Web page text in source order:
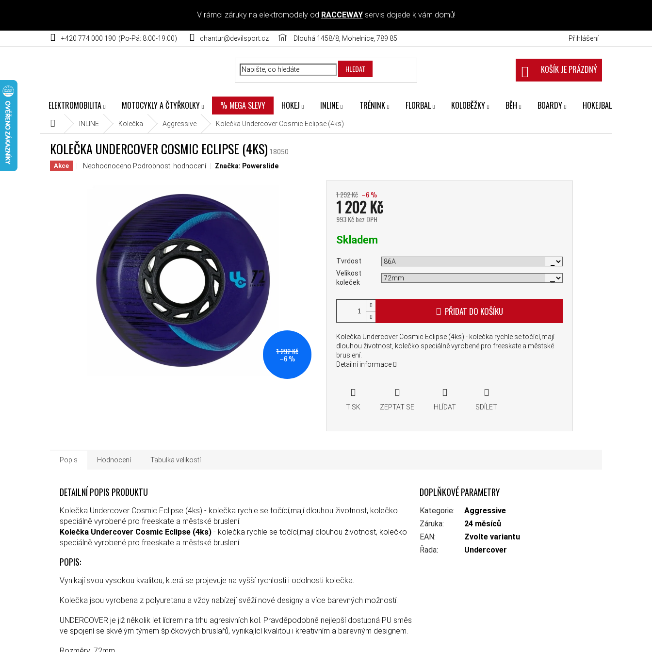
V rámci záruky na elektromodely od RACCEWAYservis dojede k vám domů!
+420 774 000 190 chantur@devilsport.cz Dlouhá 1458/8, Mohelnice, 789 85 Přihlášení
HLEDAT NÁKUPNÍ KOŠÍK
ELEKTROMOBILITA MOTOCYKLY A ČTYŘKOLKY % MEGA SLEVY HOKEJ INLINE TRÉNINK FLORBAL KOLOBĚŽKY BĚH BOARDY HOKEJBAL
Domů INLINE Kolečka Aggressive Kolečka Undercover Cosmic Eclipse (4ks)
KOLEČKA UNDERCOVER COSMIC ECLIPSE (4KS) 18050
Akce Průměrné hodnocení produktu je 0,0 z 5 hvězdiček.
Neohodnoceno Podrobnosti hodnocení Značka: Powerslide
1 292 Kč
–6 %
1 292 Kč –6 %
1 202 Kč
993 Kč bez DPH
Skladem
Tvrdost
Velikost
koleček
PŘIDAT DO KOŠÍKU
Kolečka Undercover Cosmic Eclipse (4ks) - kolečka rychle se točící,mají
dlouhou životnost, kolečko speciálně vyrobené pro freeskate a městské
bruslení.
Detailní informace
TISK ZEPTAT SE HLÍDAT SDÍLET
Popis Hodnocení Tabulka velikostí
DETAILNÍ POPIS PRODUKTU
Kolečka Undercover Cosmic Eclipse (4ks) - kolečka rychle se točící,mají dlouhou životnost, kolečko
speciálně vyrobené pro freeskate a městské bruslení.
Kolečka Undercover Cosmic Eclipse (4ks) - kolečka rychle se točící,mají dlouhou životnost, kolečko
speciálně vyrobené pro freeskate a městské bruslení.
POPIS:
Vynikají svou vysokou kvalitou, která se projevuje na vyšší rychlosti i odolnosti kolečka.
Kolečka jsou vyrobena z polyuretanu a vždy nabízejí svěží nové designy a více barevných možností.
UNDERCOVER je již několik let lídrem na trhu agresivních kol. Pravděpodobně nejlepší dostupná PU směs
ve spojení se skvělým týmem špičkových bruslařů, vynikající kvalitou i kreativním a barevným designem.
DOPLŇKOVÉ PARAMETRY
Kategorie:
Aggressive
Záruka:
24 měsíců
EAN:
Zvolte variantu
Řada: Undercover